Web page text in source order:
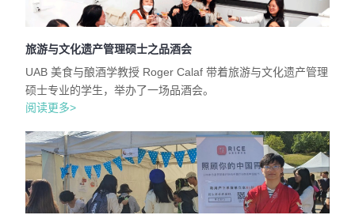
旅游与文化遗产管理硕士之品酒会
UAB 美食与酿酒学教授 Roger Calaf 带着旅游与文化遗产管理
硕士专业的学生，举办了一场品酒会。
阅读更多>